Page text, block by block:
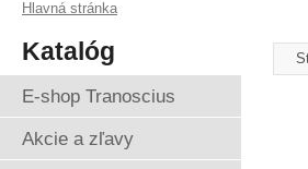
Katalóg
E-shop Tranoscius
Akcie a zľavy
Hlavná stránka